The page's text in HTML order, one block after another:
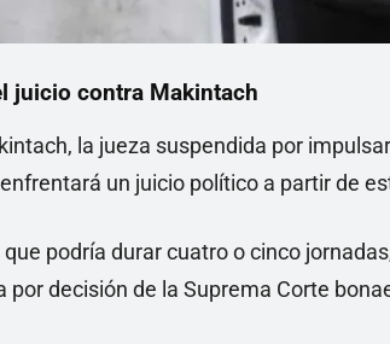
juicio contra Makintach
la jueza suspendida por
un juicio político a partir de
que podría durar cuatro o cinco
por decisión de la Suprema Corte